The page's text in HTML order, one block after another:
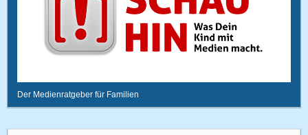
Der Medienratgeber für Familien